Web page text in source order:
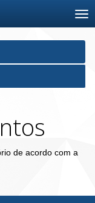
de acordo com a